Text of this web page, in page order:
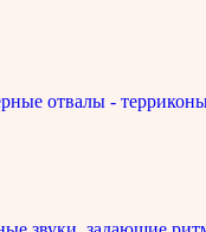
отвалы -